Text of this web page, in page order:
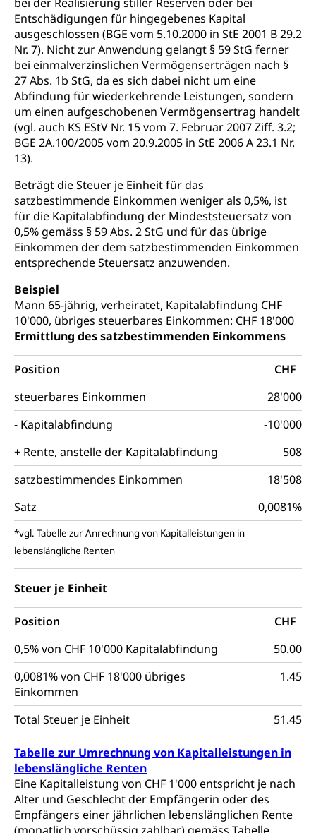
Entschädigungen für hingegebenes Kapital
ausgeschlossen (BGE vom 5.10.2000 in StE 2001 B 29.2
Nr. 7). Nicht zur Anwendung gelangt § 59 StG ferner
bei einmalverzinslichen Vermögenserträgen nach §
27 Abs. 1b StG, da es sich dabei nicht um eine
Abfindung für wiederkehrende Leistungen, sondern
um einen aufgeschobenen Vermögensertrag handelt
(vgl. auch KS EStV Nr. 15 vom 7. Februar 2007 Ziff. 3.2;
BGE 2A.100/2005 vom 20.9.2005 in StE 2006 A 23.1 Nr.
13).
Beträgt die Steuer je Einheit für das
satzbestimmende Einkommen weniger als 0,5%, ist
für die Kapitalabfindung der Mindeststeuersatz von
0,5% gemäss § 59 Abs. 2 StG und für das übrige
Einkommen der dem satzbestimmenden Einkommen
entsprechende Steuersatz anzuwenden.
Beispiel
Mann 65-jährig, verheiratet, Kapitalabfindung CHF
10'000, übriges steuerbares Einkommen: CHF 18'000
Ermittlung des satzbestimmenden Einkommens
Position
CHF
steuerbares Einkommen
28'000
- Kapitalabfindung
-10'000
+ Rente, anstelle der Kapitalabfindung
508
satzbestimmendes Einkommen
18'508
Satz
0,0081%
*vgl. Tabelle zur Anrechnung von Kapitalleistungen in
lebenslängliche Renten
Steuer je Einheit
Position
CHF
0,5% von CHF 10'000 Kapitalabfindung
50.00
0,0081% von CHF 18'000 übriges
Einkommen
1.45
Total Steuer je Einheit 51.45
Tabelle zur Umrechnung von Kapitalleistungen in
lebenslängliche Renten
Eine Kapitalleistung von CHF 1'000 entspricht je nach
Alter und Geschlecht der Empfängerin oder des
Empfängers einer jährlichen lebenslänglichen Rente
Wehrpflichtersatz, Wehrpflichtersatzabgabe
Militär
Schweizer Armee
Erwerbsausfallentschädigung (WAS Luzern)
Bevölkerungsschutz
Katastrophenschutz, Katastrophenhilfe, Polizei,
Feuerwehr, Gesundheitswesen, technische Betriebe,
Alarmierung, Sirenentest
Kantonaler Führungsstab
Polizei
Ordnungskräfte, Sicherheit, öffentliche Ordnung
Polizei
Versorgung
Vorratshaltung, Vorrat
Wasserversorgung
Waffen
Waffenerwerbsschein, Waffenschein, Waffenbüro,
Waffentragen, Selbstverteidigung
Waffen, Sprengstoffe und Pyrotechnik
Zivildienst
Militärdienst
Bundesamt für Zivildienst ZIVI
Erwerbsausfallentschädigung (WAS Luzern)
Zivilschutz
Schutzdienstpflicht, Schutzraum,
Schutzraumbaupflicht
Staat und Recht
Gleichstellung von Frau und Mann
Diskriminierung, Gleichstellungsbüro, Mobbing
Gleichstellung aller Geschlechter und
Gleichstellung Menschen mit
Schlichtungsbehörde Gleichstellung
Zivilverfahren
Zivilrecht, Zivilrechtspflege, Gerichtsverfahren
Bezirksgerichte: Aufgaben und Verfahren
Betreibung und Konkurs
Bankrott, Schulden, Zahlungsunfähigkeit, Pfändung
Schulden (gruezi.lu.ch)
Betreibungsämter
Konkursämter
Demokratie
Regierungsform, Stimm- und Wahlrecht,
Stimmrecht, Abstimmungen, Wahlen, politische
Parteien, Grundfreiheiten, Pluralismus
Volksrechte
Kantonale Steuern
Finanzausgleich, Einkommenssteuer, Kopfsteuer,
Personalsteuer, Haushaltssteuer, Vermögenssteuer,
Verrechnungssteuer, Quellensteuer,
Grundstückgewinnsteuer, Liegenschaftssteuer,
Handänderungssteuer, Grundsteuer, Kirchensteuer,
Gewerbesteuer, Vergnügungssteuer,